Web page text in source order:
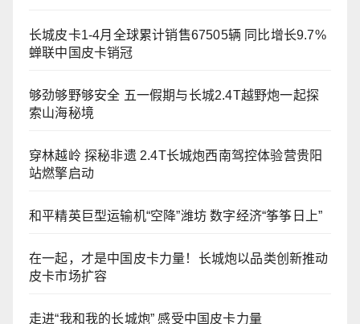
长城皮卡1-4月全球累计销售67505辆 同比增长9.7%
蝉联中国皮卡销冠
够劲够野够安全 五一假期与长城2.4T越野炮一起探
索山海秘境
穿林越岭 探秘非遗 2.4T长城炮西南驾控体验营贵阳
站燃擎启动
和平精英巨型运输机“空降”潍坊 数字经济“筝筝日上”
在一起，才是中国皮卡力量！长城炮以品类创新推动
皮卡市场扩容
走进“我和我的长城炮” 感受中国皮卡力量